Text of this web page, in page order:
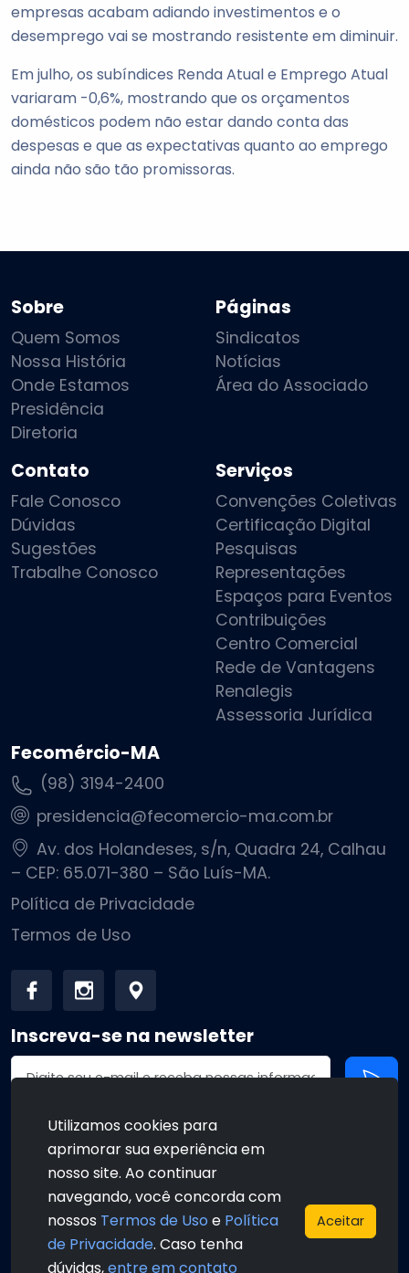
empresas acabam adiando investimentos e o
desemprego vai se mostrando resistente em diminuir.
Em julho, os subíndices Renda Atual e Emprego Atual
variaram -0,6%, mostrando que os orçamentos
domésticos podem não estar dando conta das
despesas e que as expectativas quanto ao emprego
ainda não são tão promissoras.
Sobre
Quem Somos
Nossa História
Onde Estamos
Presidência
Diretoria
Páginas
Sindicatos
Notícias
Área do Associado
Contato
Fale Conosco
Dúvidas
Sugestões
Trabalhe Conosco
Serviços
Convenções Coletivas
Certificação Digital
Pesquisas
Representações
Espaços para Eventos
Contribuições
Centro Comercial
Rede de Vantagens
Renalegis
Assessoria Jurídica
Fecomércio-MA
(98) 3194-2400
presidencia@fecomercio-ma.com.br
Av. dos Holandeses, s/n, Quadra 24, Calhau
– CEP: 65.071-380 – São Luís-MA.
Política de Privacidade
Termos de Uso
Inscreva-se na newsletter
Endereço de email
•
• •
Utilizamos cookies para
aprimorar sua experiência em
nosso site. Ao continuar
navegando, você concorda com
nossos Termos de Uso e Política
de Privacidade. Caso tenha
dúvidas,entre em contato
Aceitar